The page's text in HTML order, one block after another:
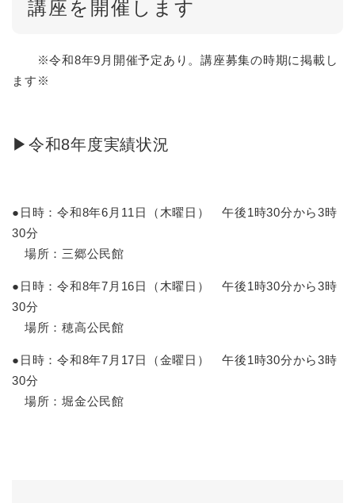
講座を開催します
※令和8年9月開催予定あり。講座募集の時期に掲載し
ます※
▶令和8年度実績状況
●日時：令和8年6月11日（木曜日） 午後1時30分から3時
30分
場所：三郷公民館
●日時：令和8年7月16日（木曜日） 午後1時30分から3時
30分
場所：穂高公民館
●日時：令和8年7月17日（金曜日） 午後1時30分から3時
30分
場所：堀金公民館